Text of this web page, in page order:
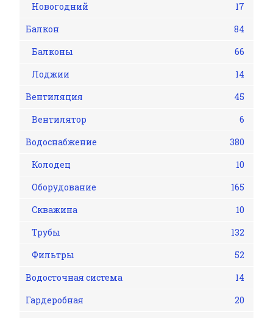
Новогодний
17
Балкон
84
Балконы
66
Лоджии
14
Вентиляция
45
Вентилятор
6
Водоснабжение
380
Колодец
10
Оборудование
165
Скважина
10
Трубы
132
Фильтры
52
Водосточная система
14
Гардеробная
20